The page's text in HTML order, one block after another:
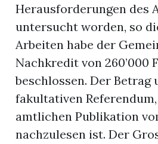
Herausforderungen des
untersucht worden, so
Arbeiten habe der
Nachkredit von 260’000
beschlossen. Der Betrag
fakultativen
amtlichen Publikation
nachzulesen ist. Der